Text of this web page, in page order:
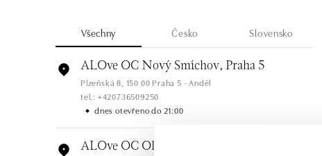
Všechny Česko Slovensko
ALOve OC Nový Smíchov, Praha 5
Plzeňská 8, 150 00 Praha 5 - Anděl
tel.: +420736509250
dnes otevřeno do 21:00
ALOve OC Olympia, Brno